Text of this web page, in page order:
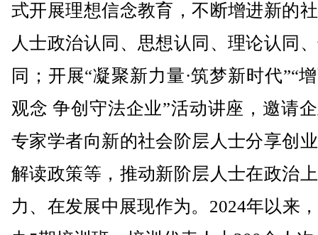
式开展理想信念教育，不断增进新的
人士政治认同、思想认同、理论认同
同；开展“凝聚新力量·筑梦新时代”“
观念 争创守法企业”活动讲座，邀请
专家学者向新的社会阶层人士分享创
解读政策等，推动新阶层人士在政治
力、在发展中展现作为。2024年以来